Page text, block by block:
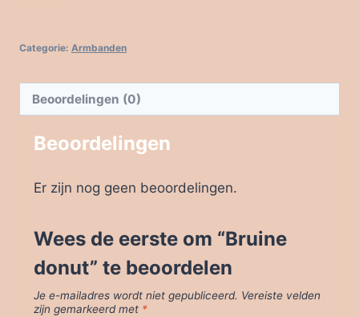
Categorie: Armbanden
Beoordelingen (0)
Beoordelingen
Er zijn nog geen beoordelingen.
Wees de eerste om “Bruine
donut” te beoordelen
Je e-mailadres wordt niet gepubliceerd. Vereiste velden
zijn gemarkeerd met *